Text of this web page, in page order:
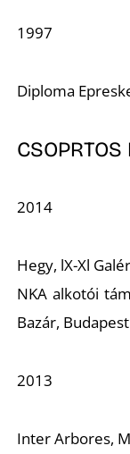
1997
Diploma
2014
Hegy, lX-Xl
NKA alkotói
Bazár, Budapest
2013
Inter Arbores,